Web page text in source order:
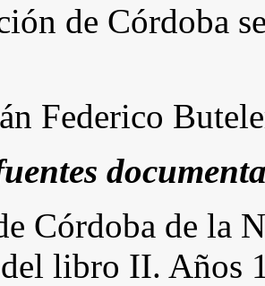
de Córdoba
Federico
Córdoba de la
libro II. Años